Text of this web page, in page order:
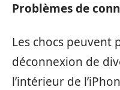
Problèmes de
Les chocs peuvent
déconnexion de
l’intérieur de